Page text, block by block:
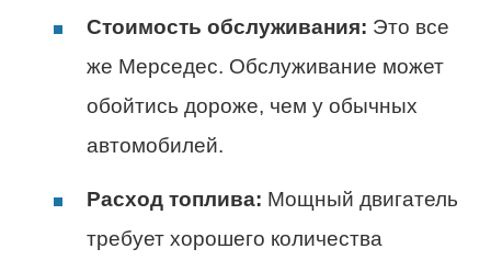
Стоимость обслуживания: Это все
же Мерседес. Обслуживание может
обойтись дороже, чем у обычных
автомобилей.
Расход топлива: Мощный двигатель
требует хорошего количества